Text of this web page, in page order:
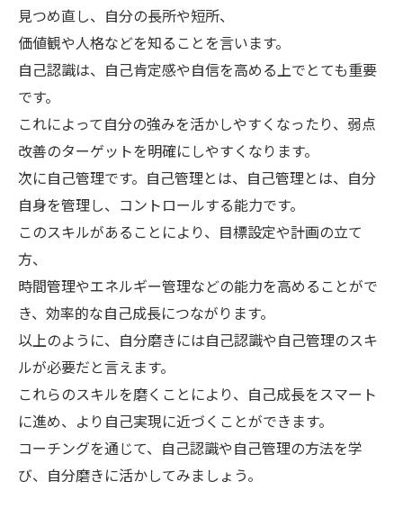
見つめ直し、自分の長所や短所、
価値観や人格などを知ることを言います。
自己認識は、自己肯定感や自信を高める上でとても重要
です。
これによって自分の強みを活かしやすくなったり、弱点
改善のターゲットを明確にしやすくなります。
次に自己管理です。自己管理とは、自己管理とは、自分
自身を管理し、コントロールする能力です。
このスキルがあることにより、目標設定や計画の立て
方、
時間管理やエネルギー管理などの能力を高めることがで
き、効率的な自己成長につながります。
以上のように、自分磨きには自己認識や自己管理のスキ
ルが必要だと言えます。
これらのスキルを磨くことにより、自己成長をスマート
に進め、より自己実現に近づくことができます。
コーチングを通じて、自己認識や自己管理の方法を学
び、自分磨きに活かしてみましょう。